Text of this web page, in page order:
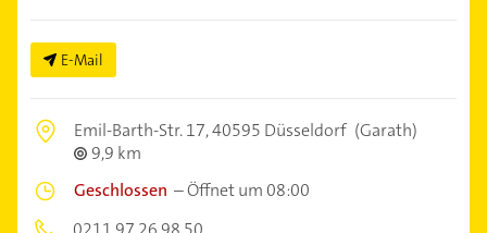
E-Mail
Emil-Barth-Str. 17,40595 Düsseldorf (Garath)
9,9 km
Geschlossen –Öffnet um 08:00